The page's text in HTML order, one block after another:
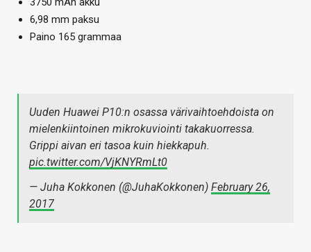
6,98 mm paksu
Paino 165 grammaa
Uuden Huawei P10:n osassa värivaihtoehdoista on
mielenkiintoinen mikrokuviointi takakuorressa.
Grippi aivan eri tasoa kuin hiekkapuh.
pic.twitter.com/VjKNYRmLt0
— Juha Kokkonen (@JuhaKokkonen) February 26,
2017